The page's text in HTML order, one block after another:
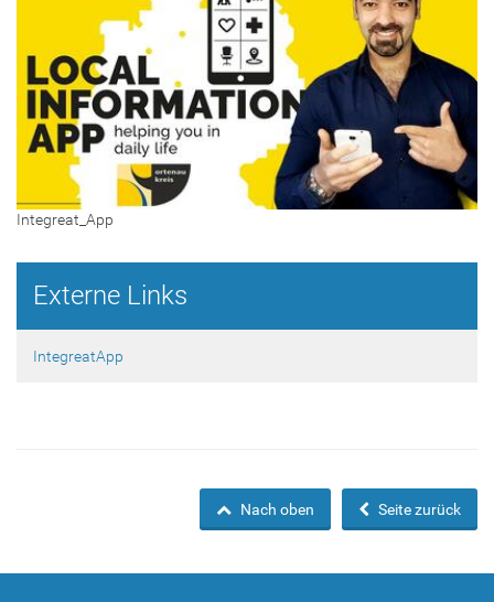
Integreat_App
Externe Links
IntegreatApp
Seite zurück
Nach oben